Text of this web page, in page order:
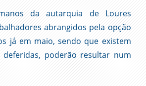
da autarquia de Loures
abrangidos pela opção
já em maio, sendo que existem
poderão resultar num